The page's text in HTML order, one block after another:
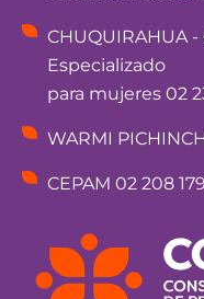
CHUQUIRAHUA
Especializado
para mujeres 02
WARMI
CEPAM 02 208